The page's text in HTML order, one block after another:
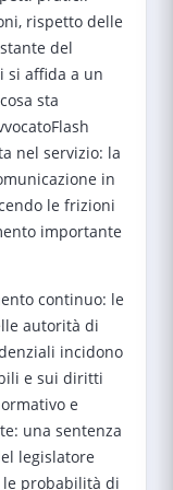
rispetto delle
del
si affida a un
sta
nel servizio: la
in
le frizioni
importante
continuo: le
autorità di
incidono
e sui diritti
e
una sentenza
legislatore
probabilità di